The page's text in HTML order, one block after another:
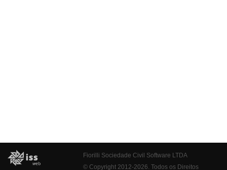
Fiorilli Sociedade Civil Software LTDA
© Copyright 2012-2026. Todos os Direitos